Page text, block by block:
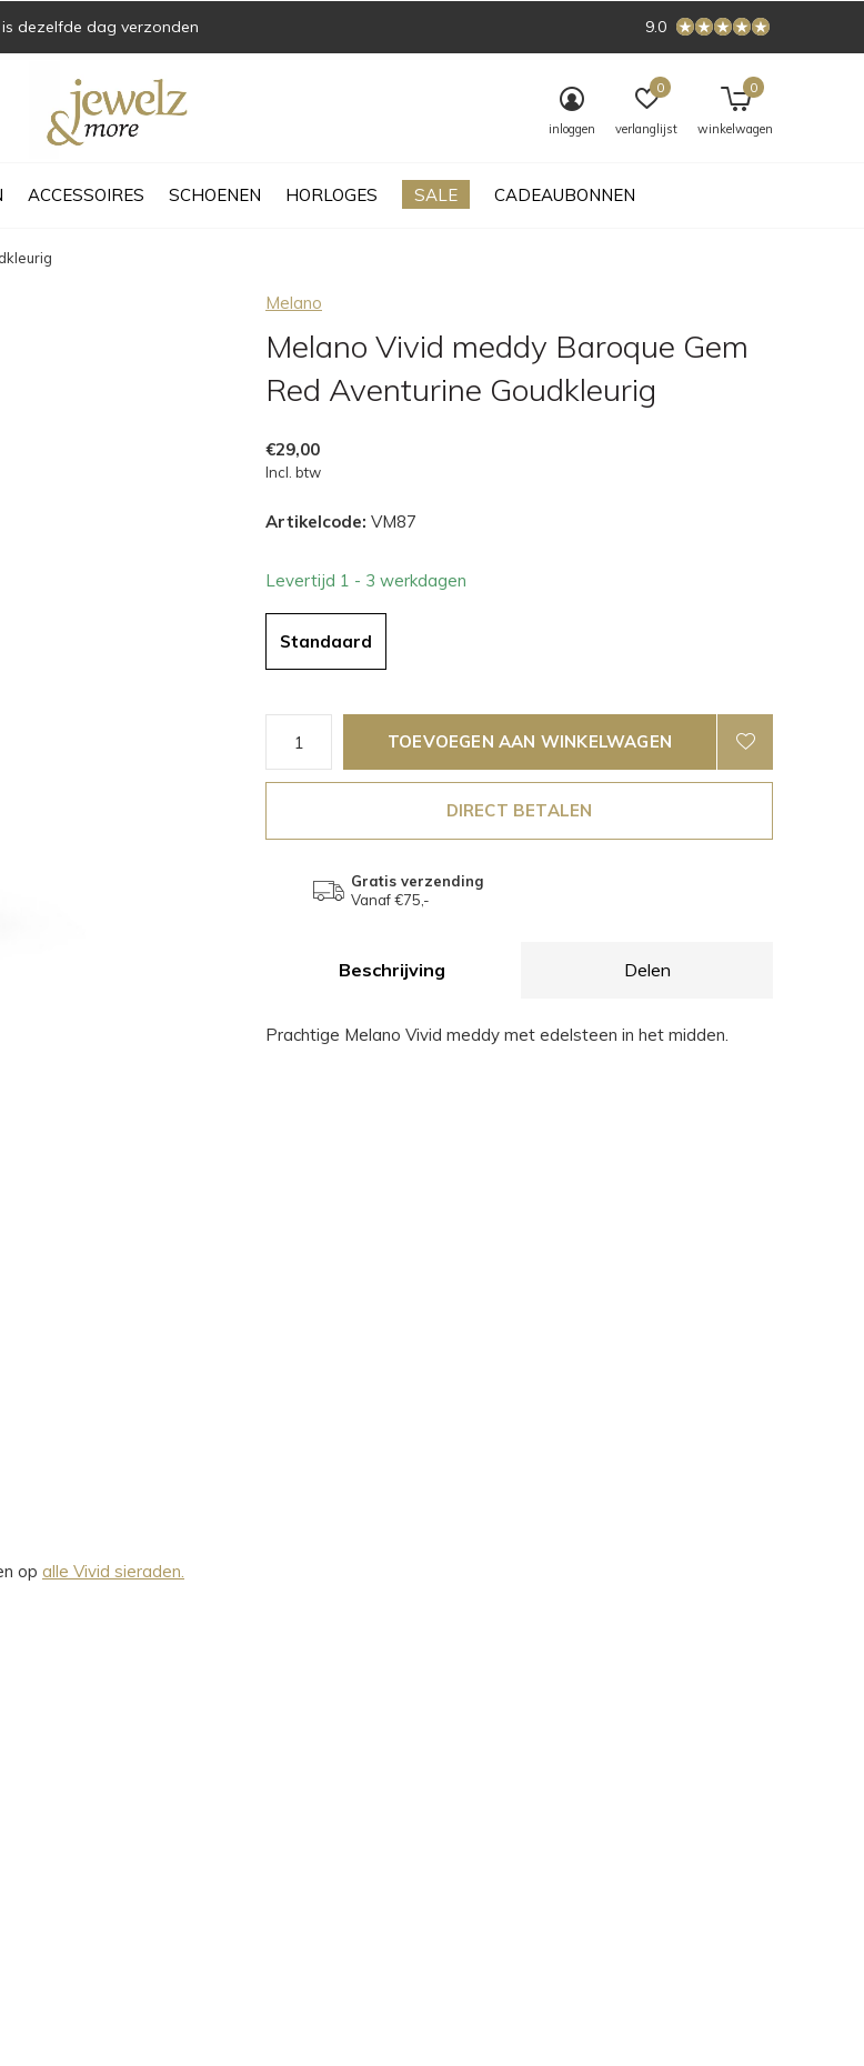
ACCESSOIRES SCHOENEN HORLOGES SALE CADEAUBONNEN
inloggen verlanglijst
0
winkelwagen
0
dezelfde dag verzonden 9.0
Melano
Melano Vivid meddy Baroque Gem
Red Aventurine Goudkleurig
€29,00
Incl. btw
Artikelcode: VM87
Levertijd 1 - 3 werkdagen
Standaard
TOEVOEGEN AAN WINKELWAGEN
DIRECT BETALEN
Gratis verzending
Vanaf €75,-
Beschrijving Delen
Prachtige Melano Vivid meddy met edelsteen in het midden.
op alle Vivid sieraden.